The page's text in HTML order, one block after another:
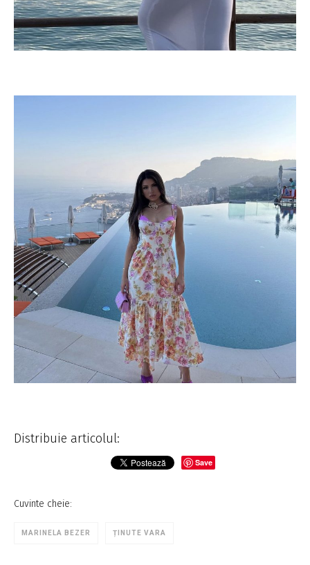
Distribuie articolul:
Save
Cuvinte cheie:
MARINELA BEZER ȚINUTE VARA